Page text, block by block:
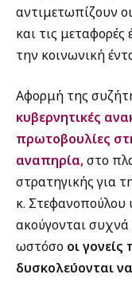
αντιμετωπίζουν
και τις
την κοινωνική
Αφορμή της
κυβερνητικές
πρωτοβουλίες
αναπηρία,στο
στρατηγικής για
κ. Στεφανοπούλου
ακούγονται
ωστόσο οι
δυσκολεύονται